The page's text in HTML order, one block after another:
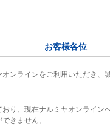
お客様各位
オンラインをご利用いただき、
おり、現在ナルミヤオンライン
きません。